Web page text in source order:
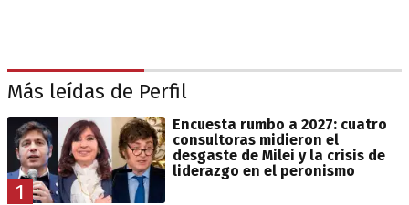
Más leídas de Perfil
1
Encuesta rumbo a 2027: cuatro
consultoras midieron el
desgaste de Milei y la crisis de
liderazgo en el peronismo